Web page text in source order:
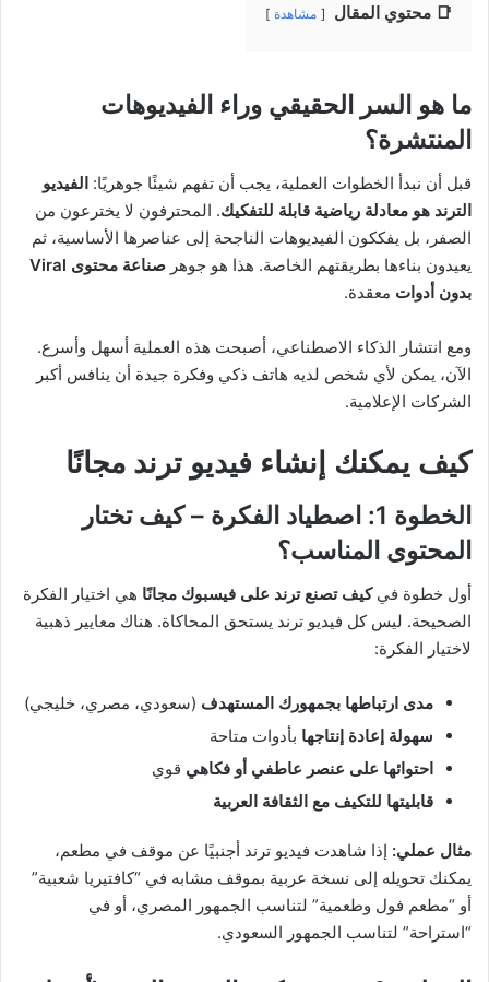
📑 محتوي المقال مشاهدة
ما هو السر الحقيقي وراء الفيديوهات
المنتشرة؟
قبل أن نبدأ الخطوات العملية، يجب أن تفهم شيئًا جوهريًا: الفيديو
الترند هو معادلة رياضية قابلة للتفكيك. المحترفون لا يخترعون من
الصفر، بل يفككون الفيديوهات الناجحة إلى عناصرها الأساسية، ثم
يعيدون بناءها بطريقتهم الخاصة. هذا هو جوهر
صناعة محتوى Viral
بدون أدوات معقدة.
ومع انتشار الذكاء الاصطناعي، أصبحت هذه العملية أسهل وأسرع.
الآن، يمكن لأي شخص لديه هاتف ذكي وفكرة جيدة أن ينافس أكبر
الشركات الإعلامية.
كيف يمكنك إنشاء فيديو ترند مجانًا
الخطوة 1: اصطياد الفكرة – كيف تختار
المحتوى المناسب؟
أول خطوة فيكيف تصنع ترند على فيسبوك مجانًا هي اختيار الفكرة
الصحيحة. ليس كل فيديو ترند يستحق المحاكاة. هناك معايير ذهبية
لاختيار الفكرة:
مدى ارتباطها بجمهورك المستهدف (سعودي، مصري، خليجي)
سهولة إعادة إنتاجها بأدوات متاحة
احتوائها على عنصر عاطفي أو فكاهي قوي
قابليتها للتكيف مع الثقافة العربية
مثال عملي: إذا شاهدت فيديو ترند أجنبيًا عن موقف في مطعم،
يمكنك تحويله إلى نسخة عربية بموقف مشابه في “كافتيريا شعبية”
أو “مطعم فول وطعمية” لتناسب الجمهور المصري، أو في
“استراحة” لتناسب الجمهور السعودي.